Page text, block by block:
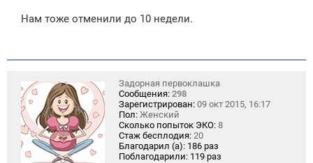
б
и
Нам тоже отменили до 10 недели.
Задорная первоклашка
Сообщения: 298
Зарегистрирован: 09 окт 2015, 16:17
Пол: Женский
Сколько попыток ЭКО: 8
Стаж бесплодия: 20
Благодарил (а): 186 раз
Поблагодарили: 119 раз